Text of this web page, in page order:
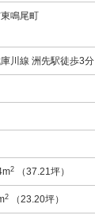
鳴尾町
川線 洲先駅徒歩3分
2 （37.21坪）
2 （23.20坪）